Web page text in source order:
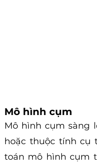
Mô hình cụm
Mô hình cụm sàng
hoặc thuộc tính cụ
toán mô hình cụm